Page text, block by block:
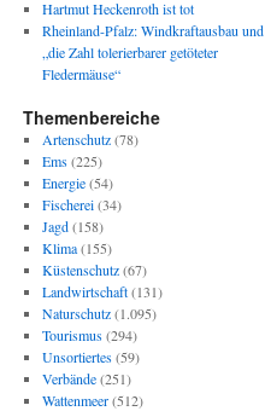
Hartmut Heckenroth ist tot
Rheinland-Pfalz: Windkraftausbau und
„die Zahl tolerierbarer getöteter
Fledermäuse“
Themenbereiche
Artenschutz(78)
Ems(225)
Energie(54)
Fischerei(34)
Jagd(158)
Klima(155)
Küstenschutz(67)
Landwirtschaft(131)
Naturschutz(1.095)
Tourismus(294)
Unsortiertes(59)
Verbände(251)
Wattenmeer(512)